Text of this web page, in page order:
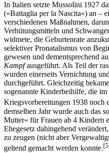
In Italien setzte Mussolini 1927
(»Battaglia per la Nascita«) an –
verschiedenen Maßnahmen,
Verhütungsmitteln und
widmete, die Geburtenrate
selektiver Pronatalismus von
gewesen und dementsprechend
Kampfausgeführt. Als Teil der
wurden einerseits Vernichtung
durchgeführt. Gleichzeitig
sogenannte Kinderbeihilfe, die
Kriegsvorbereitungen 1938 noch
demselben Jahr wurde auch das
Mutter« für Frauen ab 4 Kindern
Ehegesetz dahingehend
zu zeugen (nicht aber
geltend gemacht werden konnte.[5